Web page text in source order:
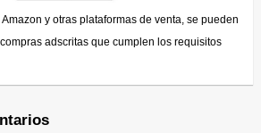
y otras plataformas de venta, se pueden
adscritas que cumplen los requisitos